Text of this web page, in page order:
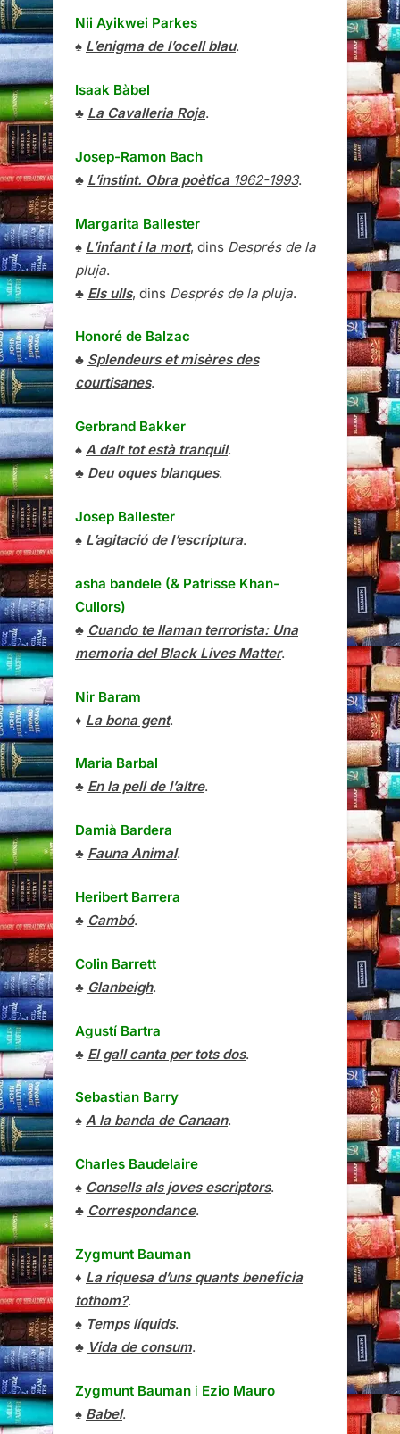
Nii Ayikwei Parkes
♠ L’enigma de l’ocell blau.
Isaak Bàbel
♣ La Cavalleria Roja.
Josep-Ramon Bach
♣ L’instint. Obra poètica1962-1993.
Margarita Ballester
♠ L’infant i la mort, dins Després de la
pluja.
♣ Els ulls, dins Després de la pluja.
Honoré de Balzac
♣ Splendeurs et misères des
courtisanes.
Gerbrand Bakker
♠ A dalt tot està tranquil.
♣ Deu oques blanques.
Josep Ballester
♠ L’agitació de l’escriptura.
asha bandele (& Patrisse Khan-
Cullors)
♣ Cuando te llaman terrorista: Una
memoria del Black Lives Matter.
Nir Baram
♦ La bona gent.
Maria Barbal
♣ En la pell de l’altre.
Damià Bardera
♣ Fauna Animal.
Heribert Barrera
♣ Cambó.
Colin Barrett
♣ Glanbeigh.
Agustí Bartra
♣ El gall canta per tots dos.
Sebastian Barry
♠ A la banda de Canaan.
Charles Baudelaire
♠ Consells als joves escriptors.
♣ Correspondance.
Zygmunt Bauman
♦ La riquesa d’uns quants beneficia
tothom?.
♠ Temps líquids.
♣ Vida de consum.
Zygmunt Bauman i Ezio Mauro
♠ Babel.